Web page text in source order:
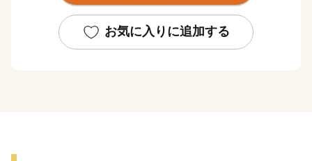
以前は交通も不便で「陸の孤島」と呼ばれるほどでした
が、ここ数年で道路状況がよくなり、大阪・名古屋から
お気に入りに追加する